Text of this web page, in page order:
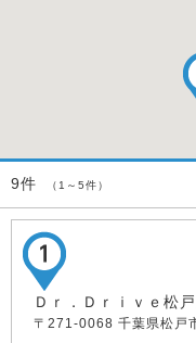
9件 （1～5件）
Ｄｒ．Ｄｒｉｖｅ松
〒271-0068 千葉県松戸